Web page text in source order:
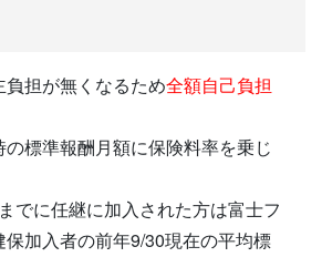
担が無くなるため全額自己負担
標準報酬月額に保険料率を乗じ
でに任継に加入された方は富士フ
加入者の前年9/30現在の平均標